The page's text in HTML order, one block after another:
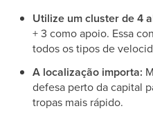
Utilize um cluster de 4
+ 3 como apoio. Essa
todos os tipos de
A localização importa:
defesa perto da capital
tropas mais rápido.